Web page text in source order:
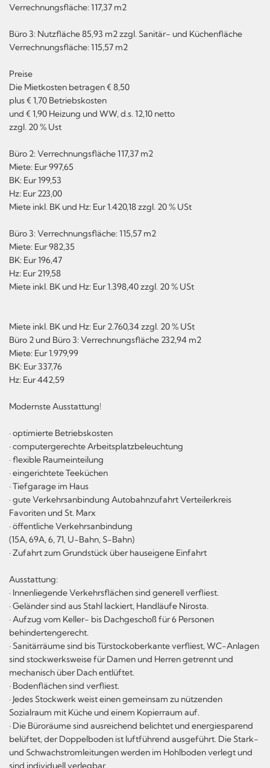
Verrechnungsfläche: 117,37 m2
Büro 3: Nutzfläche 85,93 m2 zzgl. Sanitär- und Küchenfläche
Verrechnungsfläche: 115,57 m2
Preise
Die Mietkosten betragen € 8,50
plus € 1,70 Betriebskosten
und € 1,90 Heizung und WW, d.s. 12,10 netto
zzgl. 20 % Ust
Büro 2: Verrechnungsfläche 117,37 m2
Miete: Eur 997,65
BK: Eur 199,53
Hz: Eur 223,00
Miete inkl. BK und Hz: Eur 1.420,18 zzgl. 20 % USt
Büro 3: Verrechnungsfläche: 115,57 m2
Miete: Eur 982,35
BK: Eur 196,47
Hz: Eur 219,58
Miete inkl. BK und Hz: Eur 1.398,40 zzgl. 20 % USt
Miete inkl. BK und Hz: Eur 2.760,34 zzgl. 20 % USt
Büro 2 und Büro 3: Verrechnungsfläche 232,94 m2
Miete: Eur 1.979,99
BK: Eur 337,76
Hz: Eur 442,59
Modernste Ausstattung!
· optimierte Betriebskosten
· computergerechte Arbeitsplatzbeleuchtung
· flexible Raumeinteilung
· eingerichtete Teeküchen
· Tiefgarage im Haus
· gute Verkehrsanbindung Autobahnzufahrt Verteilerkreis
Favoriten und St. Marx
· öffentliche Verkehrsanbindung
(15A, 69A, 6, 71, U-Bahn, S-Bahn)
· Zufahrt zum Grundstück über hauseigene Einfahrt
Ausstattung:
· Innenliegende Verkehrsflächen sind generell verfliest.
· Geländer sind aus Stahl lackiert, Handläufe Nirosta.
· Aufzug vom Keller- bis Dachgeschoß für 6 Personen
behindertengerecht.
· Sanitärräume sind bis Türstockoberkante verfliest, WC-Anlagen
sind stockwerksweise für Damen und Herren getrennt und
mechanisch über Dach entlüftet.
· Bodenflächen sind verfliest.
· Jedes Stockwerk weist einen gemeinsam zu nützenden
Sozialraum mit Küche und einem Kopierraum auf.
· Die Büroräume sind ausreichend belichtet und energiesparend
belüftet, der Doppelboden ist luftführend ausgeführt. Die Stark-
und Schwachstromleitungen werden im Hohlboden verlegt und
sind individuell verlegbar.